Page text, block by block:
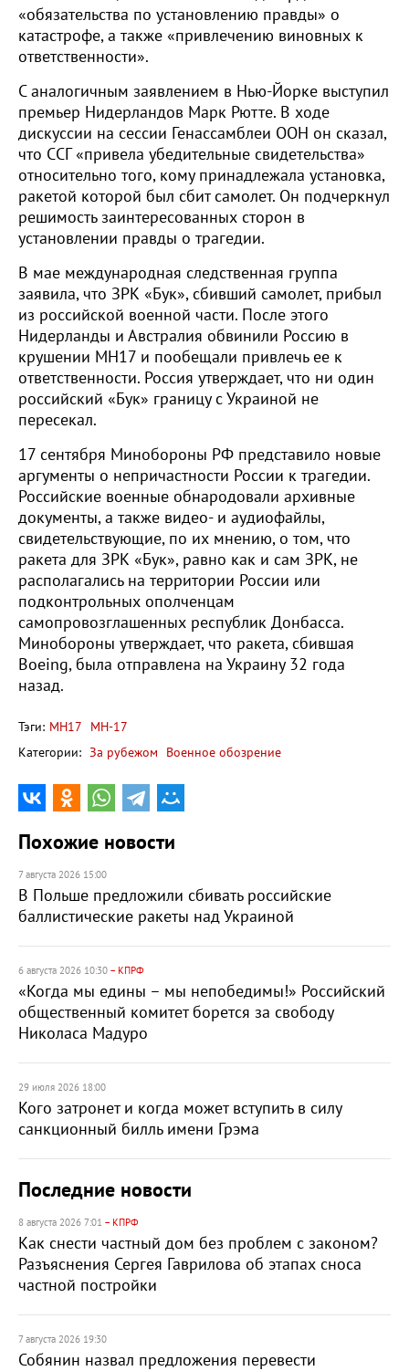
«обязательства по установлению правды» о
катастрофе, а также «привлечению виновных к
ответственности».
С аналогичным заявлением в Нью-Йорке выступил
премьер Нидерландов Марк Рютте. В ходе
дискуссии на сессии Генассамблеи ООН он сказал,
что ССГ «привела убедительные свидетельства»
относительно того, кому принадлежала установка,
ракетой которой был сбит самолет. Он подчеркнул
решимость заинтересованных сторон в
установлении правды о трагедии.
В мае международная следственная группа
заявила, что ЗРК «Бук», сбивший самолет, прибыл
из российской военной части. После этого
Нидерланды и Австралия обвинили Россию в
крушении MH17 и пообещали привлечь ее к
ответственности. Россия утверждает, что ни один
российский «Бук» границу с Украиной не
пересекал.
17 сентября Минобороны РФ представило новые
аргументы о непричастности России к трагедии.
Российские военные обнародовали архивные
документы, а также видео- и аудиофайлы,
свидетельствующие, по их мнению, о том, что
ракета для ЗРК «Бук», равно как и сам ЗРК, не
располагались на территории России или
подконтрольных ополченцам
самопровозглашенных республик Донбасса.
Минобороны утверждает, что ракета, сбившая
Boeing, была отправлена на Украину 32 года
назад.
Тэги: MH17
MH-17
Категории: За рубежом Военное обозрение
Похожие новости
7 августа 2026 15:00
В Польше предложили сбивать российские
баллистические ракеты над Украиной
6 августа 2026 10:30 – КПРФ
«Когда мы едины – мы непобедимы!» Российский
общественный комитет борется за свободу
Николаса Мадуро
29 июля 2026 18:00
Кого затронет и когда может вступить в силу
санкционный билль имени Грэма
Последние новости
8 августа 2026 7:01 – КПРФ
Как снести частный дом без проблем с законом?
Разъяснения Сергея Гаврилова об этапах сноса
частной постройки
7 августа 2026 19:30
Собянин назвал предложения перевести